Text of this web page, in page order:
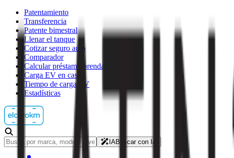
Patentamiento
Transferencia
Patente bimestral
Llenar el tanque
Cotizar seguro auto
Comparador
Calcular préstamo prendario
Carga EV en casa
Tiempo de carga EV
Estadísticas
IABuscar con IA